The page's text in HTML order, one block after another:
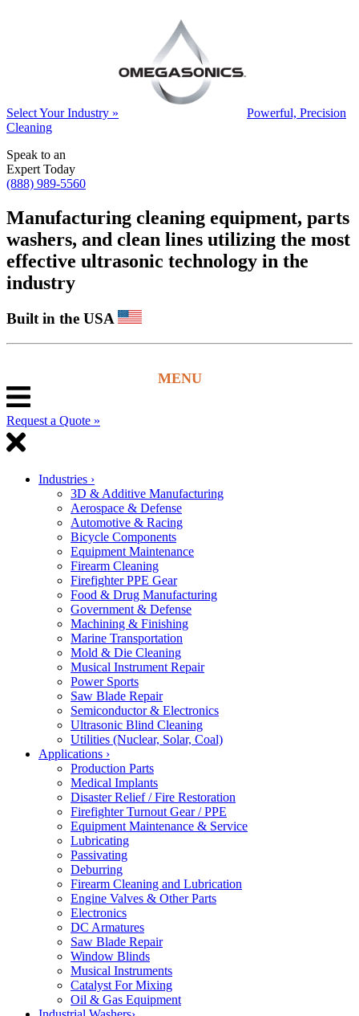
Select Your Industry »
Powerful, Precision
Cleaning
Speak to an
Expert Today
(888) 989-5560
Manufacturing cleaning equipment, parts
washers, and clean lines utilizing the most
effective ultrasonic technology in the
industry
Built in the USA
Request a Quote »
Industries ›
3D & Additive Manufacturing
Aerospace & Defense
Automotive & Racing
Bicycle Components
Equipment Maintenance
Firearm Cleaning
Firefighter PPE Gear
Food & Drug Manufacturing
Government & Defense
Machining & Finishing
Marine Transportation
Mold & Die Cleaning
Musical Instrument Repair
Power Sports
Saw Blade Repair
Semiconductor & Electronics
Ultrasonic Blind Cleaning
Utilities (Nuclear, Solar, Coal)
Applications ›
Production Parts
Medical Implants
Disaster Relief / Fire Restoration
Firefighter Turnout Gear / PPE
Equipment Maintenance & Service
Lubricating
Passivating
Deburring
Firearm Cleaning and Lubrication
Engine Valves & Other Parts
Electronics
DC Armatures
Saw Blade Repair
Window Blinds
Musical Instruments
Catalyst For Mixing
Oil & Gas Equipment